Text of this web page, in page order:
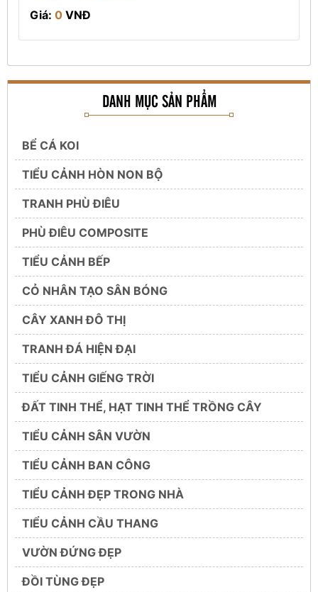
Giá: 0 VNĐ
DANH MỤC SẢN PHẨM
BỂ CÁ KOI
TIỂU CẢNH HÒN NON BỘ
TRANH PHÙ ĐIÊU
PHÙ ĐIÊU COMPOSITE
TIỂU CẢNH BẾP
CỎ NHÂN TẠO SÂN BÓNG
CÂY XANH ĐÔ THỊ
TRANH ĐÁ HIỆN ĐẠI
TIỂU CẢNH GIẾNG TRỜI
ĐẤT TINH THỂ, HẠT TINH THỂ TRỒNG CÂY
TIỂU CẢNH SÂN VƯỜN
TIỂU CẢNH BAN CÔNG
TIỂU CẢNH ĐẸP TRONG NHÀ
TIỂU CẢNH CẦU THANG
VƯỜN ĐỨNG ĐẸP
ĐỒI TÙNG ĐẸP